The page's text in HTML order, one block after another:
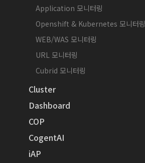
Application 모니터링
Openshift & Kubernetes 모니터링
WEB/WAS 모니터링
URL 모니터링
Cubrid 모니터링
Cluster
Dashboard
COP
CogentAI
iAP